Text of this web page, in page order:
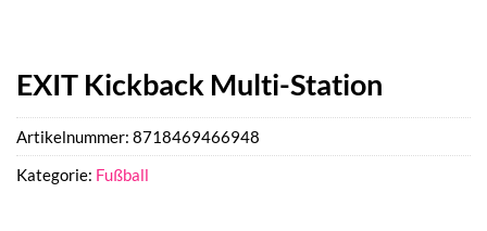
EXIT Kickback Multi-Station
Artikelnummer: 8718469466948
Kategorie: Fußball